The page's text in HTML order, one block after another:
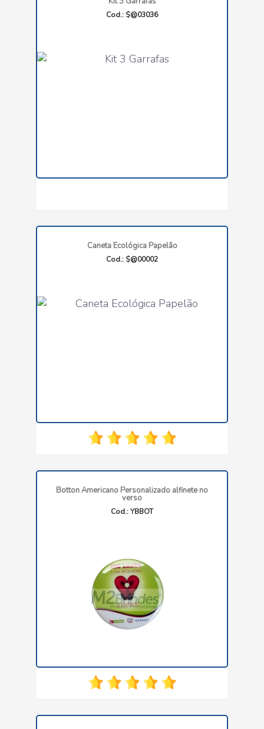
Cod.: $@03036
Caneta Ecológica Papelão
Cod.: $@00002
Botton Americano Personalizado alfinete no
verso
Cod.: YBBOT